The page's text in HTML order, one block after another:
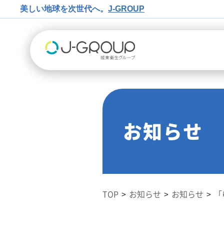
美しい地球を次世代へ。 J-GROUP
お知らせ
TOP お知らせ お知らせ